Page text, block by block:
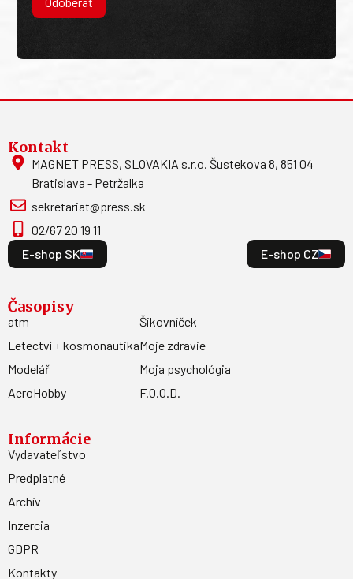
Kontakt
MAGNET PRESS, SLOVAKIA s.r.o. Šustekova 8, 851 04
Bratislava - Petržalka
sekretariat@press.sk
02/67 20 19 11
E-shop SK
E-shop CZ
Časopisy
atm
Letectví + kosmonautika
Modelář
AeroHobby
Šikovníček
Moje zdravie
Moja psychológia
F.O.O.D.
Informácie
Vydavateľstvo
Predplatné
Archív
Inzercia
GDPR
Kontakty